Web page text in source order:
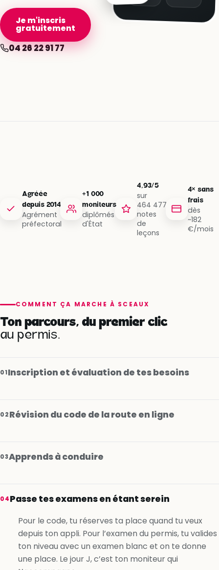
Je m'inscris
gratuitement
04 26 22 91 77
Agréée
depuis 2014
Agrément
préfectoral
+1 000
moniteurs
diplômés
d'État
4,93/5
sur
464 477
notes
de
leçons
4× sans
frais
dès
~182
€/mois
COMMENT ÇA MARCHE À SCEAUX
Ton parcours, du premier clic
au permis.
01Inscription et évaluation de tes besoins
02Révision du code de la route en ligne
03Apprends à conduire
Je m’inscris gratuitement
04Passe tes examens en étant serein
Pour le code, tu réserves ta place quand tu veux
depuis ton appli. Pour l’examen du permis, tu valides
ton niveau avec un examen blanc et on te donne
une place. Le jour J, c’est ton moniteur qui